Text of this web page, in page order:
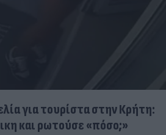
για τουρίστα στην Κρήτη:
και ρωτούσε «πόσο;»